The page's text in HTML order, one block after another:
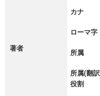
著者
カナ
ローマ字
所属
所属(翻
役割